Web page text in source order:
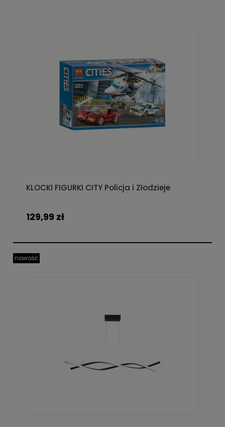
KLOCKI FIGURKI CITY Policja i Złodzieje
129,99 zł
nowość